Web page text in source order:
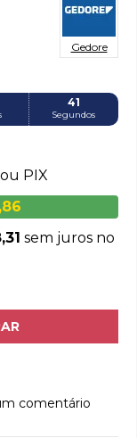
Gedore
comentário
41
Segundos
PIX
sem juros no